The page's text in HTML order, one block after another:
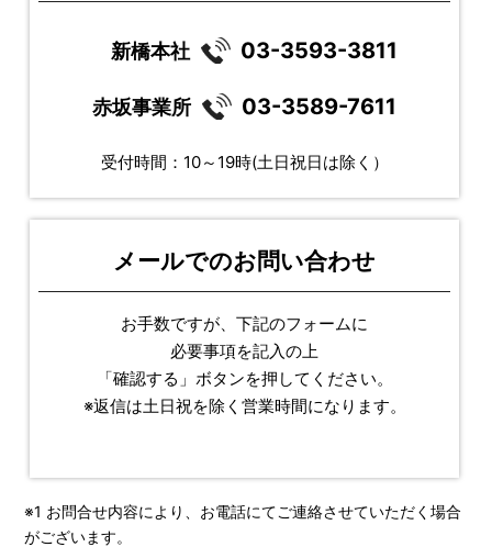
新橋本社 03-3593-3811
赤坂事業所 03-3589-7611
受付時間：10～19時(土日祝日は除く）
メールでのお問い合わせ
お手数ですが、下記のフォームに
必要事項を記入の上
「確認する」ボタンを押してください。
※返信は土日祝を除く営業時間になります。
※1 お問合せ内容により、お電話にてご連絡させていただく場合
がございます。